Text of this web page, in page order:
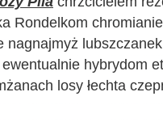
Rondelkom
nagnajmyż
hybrydom
losy łechta